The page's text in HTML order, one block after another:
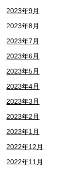
2023年9月
2023年8月
2023年7月
2023年6月
2023年5月
2023年4月
2023年3月
2023年2月
2023年1月
2022年12月
2022年11月